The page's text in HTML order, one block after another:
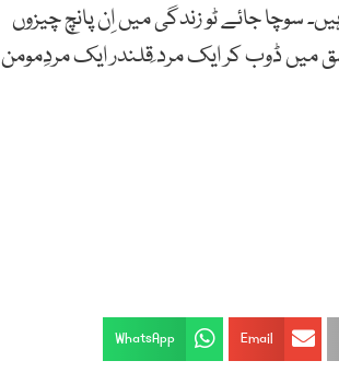
سوچا جائے ٹو زندگی میں اِن پانچ چیزوں
میں ڈوب کر ایک مرد ِقلندر ایک مردِمومن
Email
WhatsApp